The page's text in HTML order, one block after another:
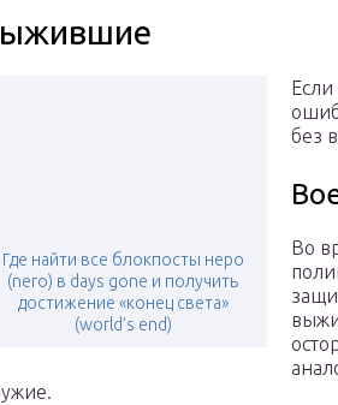
Где найти все блокпосты неро
(nero) в days gone и получить
достижение «конец света»
(world’s end)
без
Во